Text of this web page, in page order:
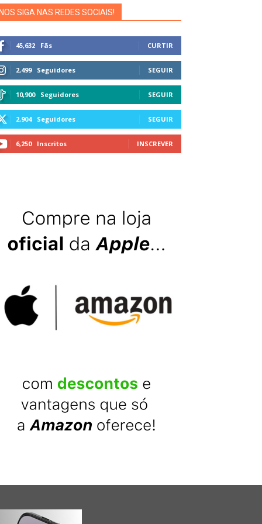
NOS SIGA NAS REDES SOCIAIS!
45,632 Fãs CURTIR
2,499 Seguidores SEGUIR
10,900 Seguidores SEGUIR
2,904 Seguidores SEGUIR
6,250 Inscritos INSCREVER